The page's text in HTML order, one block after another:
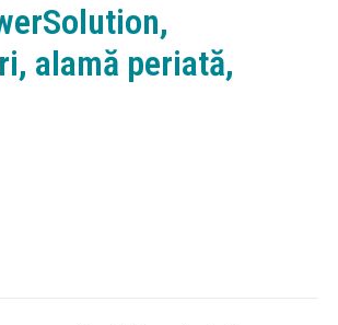
alamă periată,